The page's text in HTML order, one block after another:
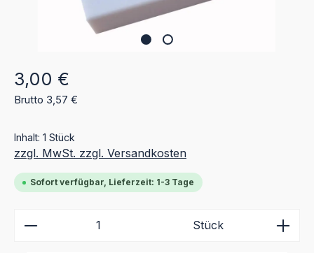
Regulärer Preis:
3,00 €
Brutto 3,57 €
Inhalt: 1 Stück
zzgl. MwSt. zzgl. Versandkosten
Sofort verfügbar, Lieferzeit: 1-3 Tage
Produkt Anzahl: Gib den gewünschten Wert ein
Stück